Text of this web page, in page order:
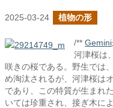
2025-03-24 植物の形
/** Gemini
河津桜は
咲きの桜である。野生では
め淘汰されるが、河津桜は
であり、この特質が生まれ
いては珍重され、接ぎ木に